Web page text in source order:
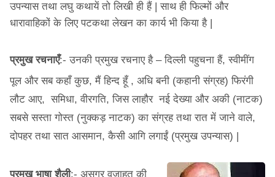
उपन्यास तथा लघु कथायें तो लिखी ही हैं | साथ ही फिल्मों और
धारावाहिकों केलिए पटकथा लेखन का कार्य भी किया है |
प्रमुख रचनाएँ:-उनकी प्रमुख रचनाए है – दिल्ली पहुचना हैं, स्वीमींग
पूल और सब कहाँ कुछ, मैं हिन्द हूँ , अधि बनी (कहानी संग्रह) फिरंगी
लौट आए, समिधा, वीरगति, जिस लाहौर नई देख्या और अकी (नाटक)
सबसे सस्ता गोस्त (नुक्कड़ नाटक) का संग्रह तथा रात में जाने वाले,
दोपहर तथा सात आसमान, कैसी आगि लगाईं (प्रमुख उपन्यास) |
प्रमुख भाषा शैली:- असगर वजाहत की